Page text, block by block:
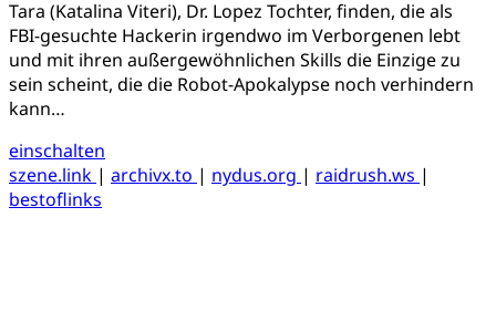
Tara (Katalina Viteri), Dr. Lopez Tochter, finden, die als
FBI-gesuchte Hackerin irgendwo im Verborgenen lebt
und mit ihren außergewöhnlichen Skills die Einzige zu
sein scheint, die die Robot-Apokalypse noch verhindern
kann…
einschalten
szene.link | archivx.to | nydus.org | raidrush.ws |
bestoflinks